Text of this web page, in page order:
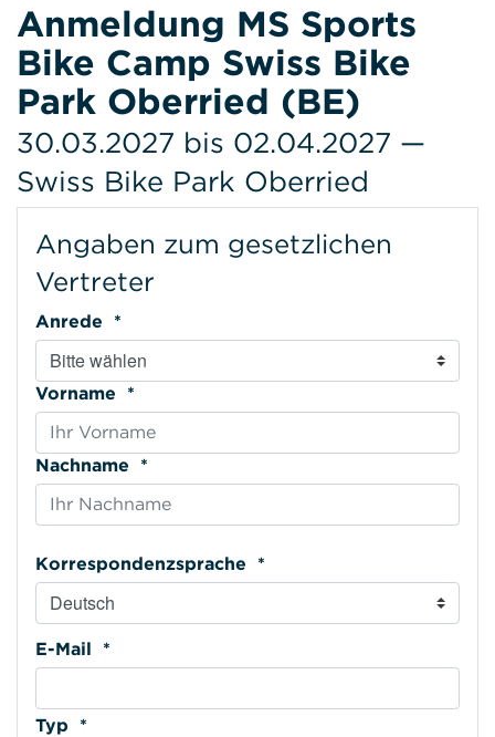
Anmeldung MS Sports
Bike Camp Swiss Bike
Park Oberried (BE)
30.03.2027 bis 02.04.2027 —
Swiss Bike Park Oberried
Angaben zum gesetzlichen
Vertreter
Anrede *
Vorname *
Nachname *
Korrespondenzsprache *
E-Mail *
Typ *